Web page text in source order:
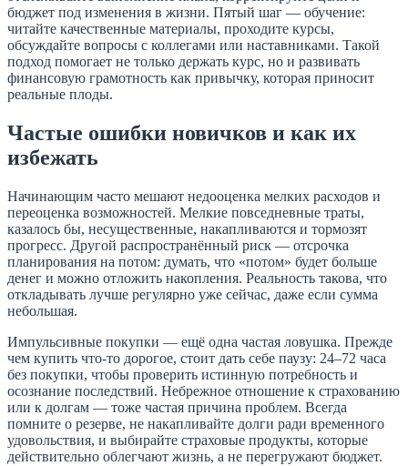
бюджет под изменения в жизни. Пятый шаг — обучение:
читайте качественные материалы, проходите курсы,
обсуждайте вопросы с коллегами или наставниками. Такой
подход помогает не только держать курс, но и развивать
финансовую грамотность как привычку, которая приносит
реальные плоды.
Частые ошибки новичков и как их
избежать
Начинающим часто мешают недооценка мелких расходов и
переоценка возможностей. Мелкие повседневные траты,
казалось бы, несущественные, накапливаются и тормозят
прогресс. Другой распространённый риск — отсрочка
планирования на потом: думать, что «потом» будет больше
денег и можно отложить накопления. Реальность такова, что
откладывать лучше регулярно уже сейчас, даже если сумма
небольшая.
Импульсивные покупки — ещё одна частая ловушка. Прежде
чем купить что-то дорогое, стоит дать себе паузу: 24–72 часа
без покупки, чтобы проверить истинную потребность и
осознание последствий. Небрежное отношение к страхованию
или к долгам — тоже частая причина проблем. Всегда
помните о резерве, не накапливайте долги ради временного
удовольствия, и выбирайте страховые продукты, которые
действительно облегчают жизнь, а не перегружают бюджет.